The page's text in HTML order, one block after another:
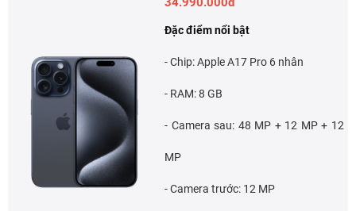
Đặc điểm nổi bật
- Chip: Apple A17 Pro 6 nhân
- RAM: 8 GB
- Camera sau: 48 MP + 12 MP + 12
MP
- Camera trước: 12 MP